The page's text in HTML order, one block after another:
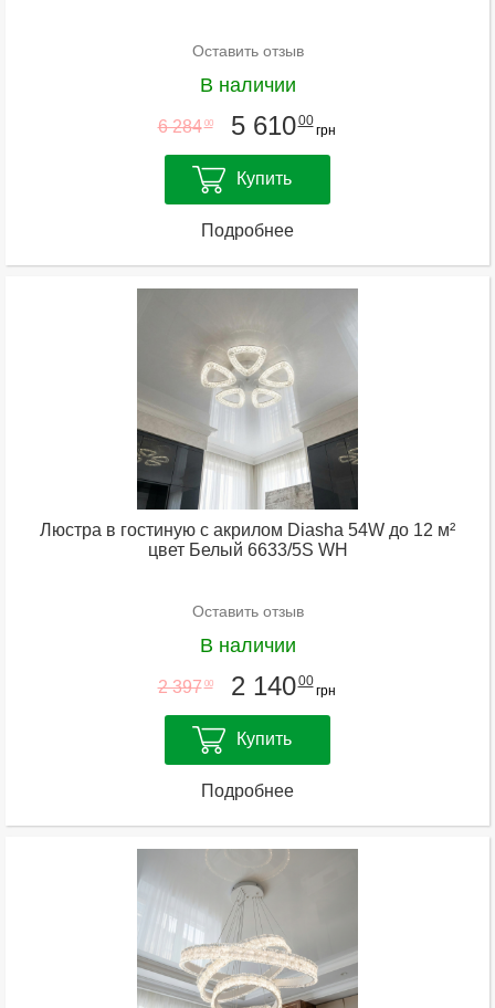
Оставить отзыв
В наличии
6 284 00 5 61000
грн
Купить
Подробнее
Люстра в гостиную с акрилом Diasha 54W до 12 м²
цвет Белый 6633/5S WH
Оставить отзыв
В наличии
2 397 00 2 14000
грн
Купить
Подробнее